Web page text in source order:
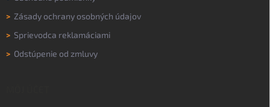
> Zásady ochrany osobných údajov
> Sprievodca reklamáciami
> Odstúpenie od zmluvy